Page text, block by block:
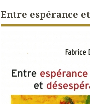
Entre espérance